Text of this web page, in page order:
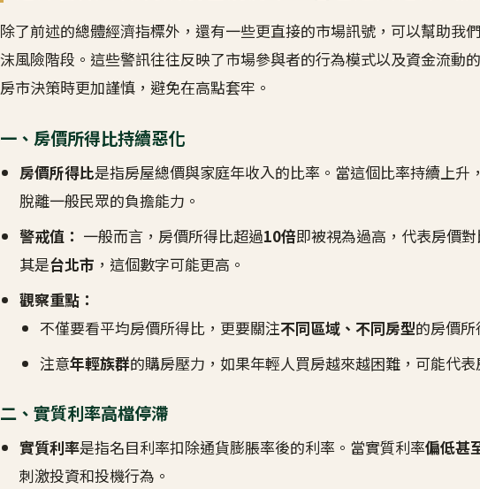
除了前述的總體經濟指標外，還有一些更直接的市場訊號，可以幫助我
沫風險階段。這些警訊往往反映了市場參與者的行為模式以及資金流動
房市決策時更加謹慎，避免在高點套牢。
一、房價所得比持續惡化
房價所得比是指房屋總價與家庭年收入的比率。當這個比率持續上升
脫離一般民眾的負擔能力。
警戒值： 一般而言，房價所得比超過10倍即被視為過高，代表房價
其是台北市 ，這個數字可能更高。
觀察重點：
不僅要看平均房價所得比，更要關注不同區域、不同房型的房價所
注意年輕族群的購房壓力，如果年輕人買房越來越困難，可能代表
二、實質利率高檔停滯
實質利率是指名目利率扣除通貨膨脹率後的利率。當實質利率偏低甚
刺激投資和投機行為。